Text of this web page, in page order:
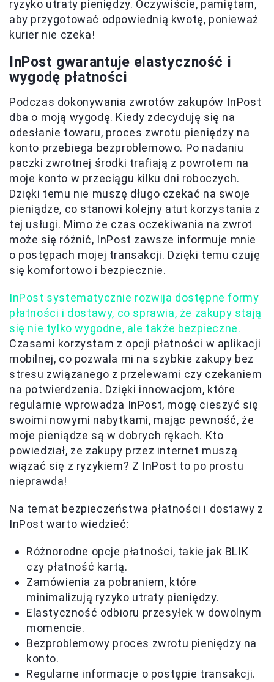
ryzyko utraty pieniędzy. Oczywiście, pamiętam,
aby przygotować odpowiednią kwotę, ponieważ
kurier nie czeka!
InPost gwarantuje elastyczność i
wygodę płatności
Podczas dokonywania zwrotów zakupów InPost
dba o moją wygodę. Kiedy zdecyduję się na
odesłanie towaru, proces zwrotu pieniędzy na
konto przebiega bezproblemowo. Po nadaniu
paczki zwrotnej środki trafiają z powrotem na
moje konto w przeciągu kilku dni roboczych.
Dzięki temu nie muszę długo czekać na swoje
pieniądze, co stanowi kolejny atut korzystania z
tej usługi. Mimo że czas oczekiwania na zwrot
może się różnić, InPost zawsze informuje mnie
o postępach mojej transakcji. Dzięki temu czuję
się komfortowo i bezpiecznie.
InPost systematycznie rozwija dostępne formy
płatności i dostawy, co sprawia, że zakupy stają
się nie tylko wygodne, ale także bezpieczne.
Czasami korzystam z opcji płatności w aplikacji
mobilnej, co pozwala mi na szybkie zakupy bez
stresu związanego z przelewami czy czekaniem
na potwierdzenia. Dzięki innowacjom, które
regularnie wprowadza InPost, mogę cieszyć się
swoimi nowymi nabytkami, mając pewność, że
moje pieniądze są w dobrych rękach. Kto
powiedział, że zakupy przez internet muszą
wiązać się z ryzykiem? Z InPost to po prostu
nieprawda!
Na temat bezpieczeństwa płatności i dostawy z
InPost warto wiedzieć:
Różnorodne opcje płatności, takie jak BLIK
czy płatność kartą.
Zamówienia za pobraniem, które
minimalizują ryzyko utraty pieniędzy.
Elastyczność odbioru przesyłek w dowolnym
momencie.
Bezproblemowy proces zwrotu pieniędzy na
konto.
Regularne informacje o postępie transakcji.